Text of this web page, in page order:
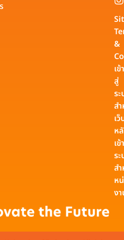
&
เข้า
สู่
ร
ส
เ
ห
เข้
ร
ส
ห
ง